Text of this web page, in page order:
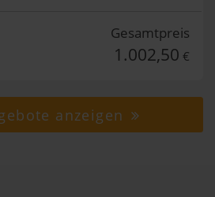
Gesamtpreis
1.002,50 €
anzeigen